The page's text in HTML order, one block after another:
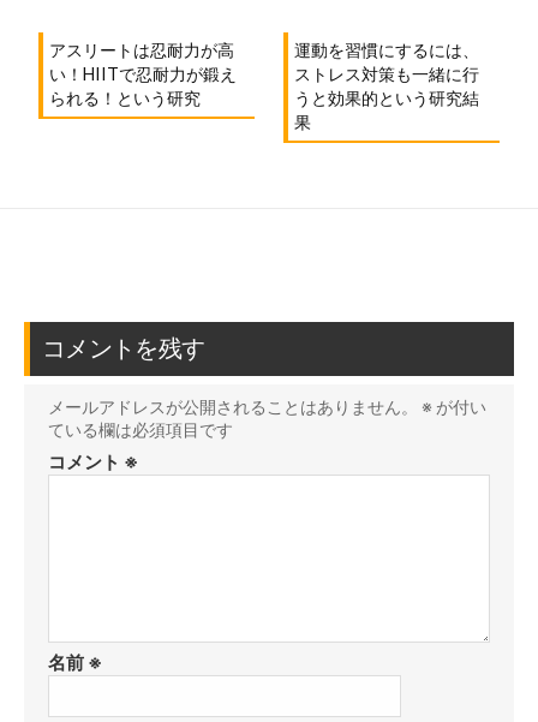
アスリートは忍耐力が高
い！HIITで忍耐力が鍛え
られる！という研究
運動を習慣にするには、
ストレス対策も一緒に行
うと効果的という研究結
果
コメントを残す
メールアドレスが公開されることはありません。 ※ が付い
ている欄は必須項目です
コメント ※
名前 ※